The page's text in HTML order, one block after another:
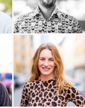
Rude Consulting AB